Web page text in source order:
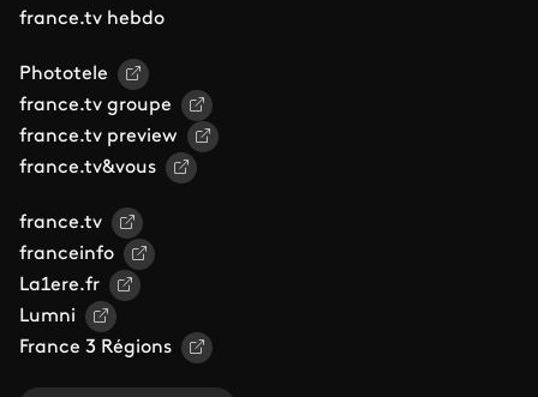
france.tv hebdo
Phototele
france.tv groupe
france.tv preview
france.tv&vous
france.tv
franceinfo
La1ere.fr
Lumni
France 3 Régions